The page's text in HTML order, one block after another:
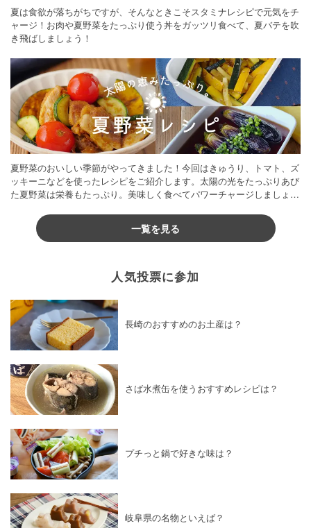
夏は食欲が落ちがちですが、そんなときこそスタミナレシピで元気をチ
ャージ！お肉や夏野菜をたっぷり使う丼をガッツリ食べて、夏バテを吹
き飛ばしましょう！
夏野菜のおいしい季節がやってきました！今回はきゅうり、トマト、ズ
ッキーニなどを使ったレシピをご紹介します。太陽の光をたっぷりあび
た夏野菜は栄養もたっぷり。美味しく食べてパワーチャージしましょう
一覧を見る
人気投票に参加
長崎のおすすめのお土産は？
さば水煮缶を使うおすすめレシピは？
プチっと鍋で好きな味は？
岐阜県の名物といえば？